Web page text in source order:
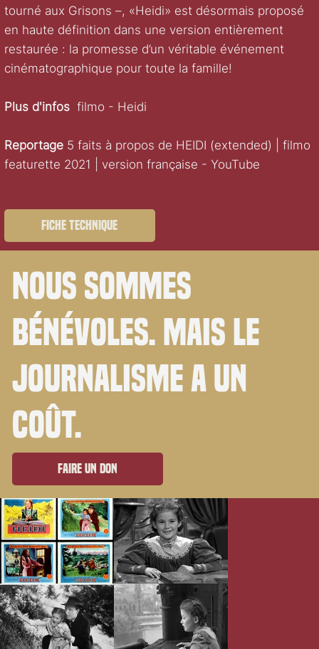
tourné aux Grisons –, «Heidi» est désormais proposé
en haute définition dans une version entièrement
restaurée : la promesse d’un véritable événement
cinématographique pour toute la famille!
Plus d'infos filmo - Heidi
Reportage 5 faits à propos de HEIDI (extended) | filmo
featurette 2021 | version française - YouTube
Fiche technique
Nous sommes
bénévoles. Mais le
journalisme a un
coût.
Faire un don